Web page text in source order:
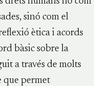
sinó com el
ètica i acords
bàsic sobre la
a través de molts
que permet